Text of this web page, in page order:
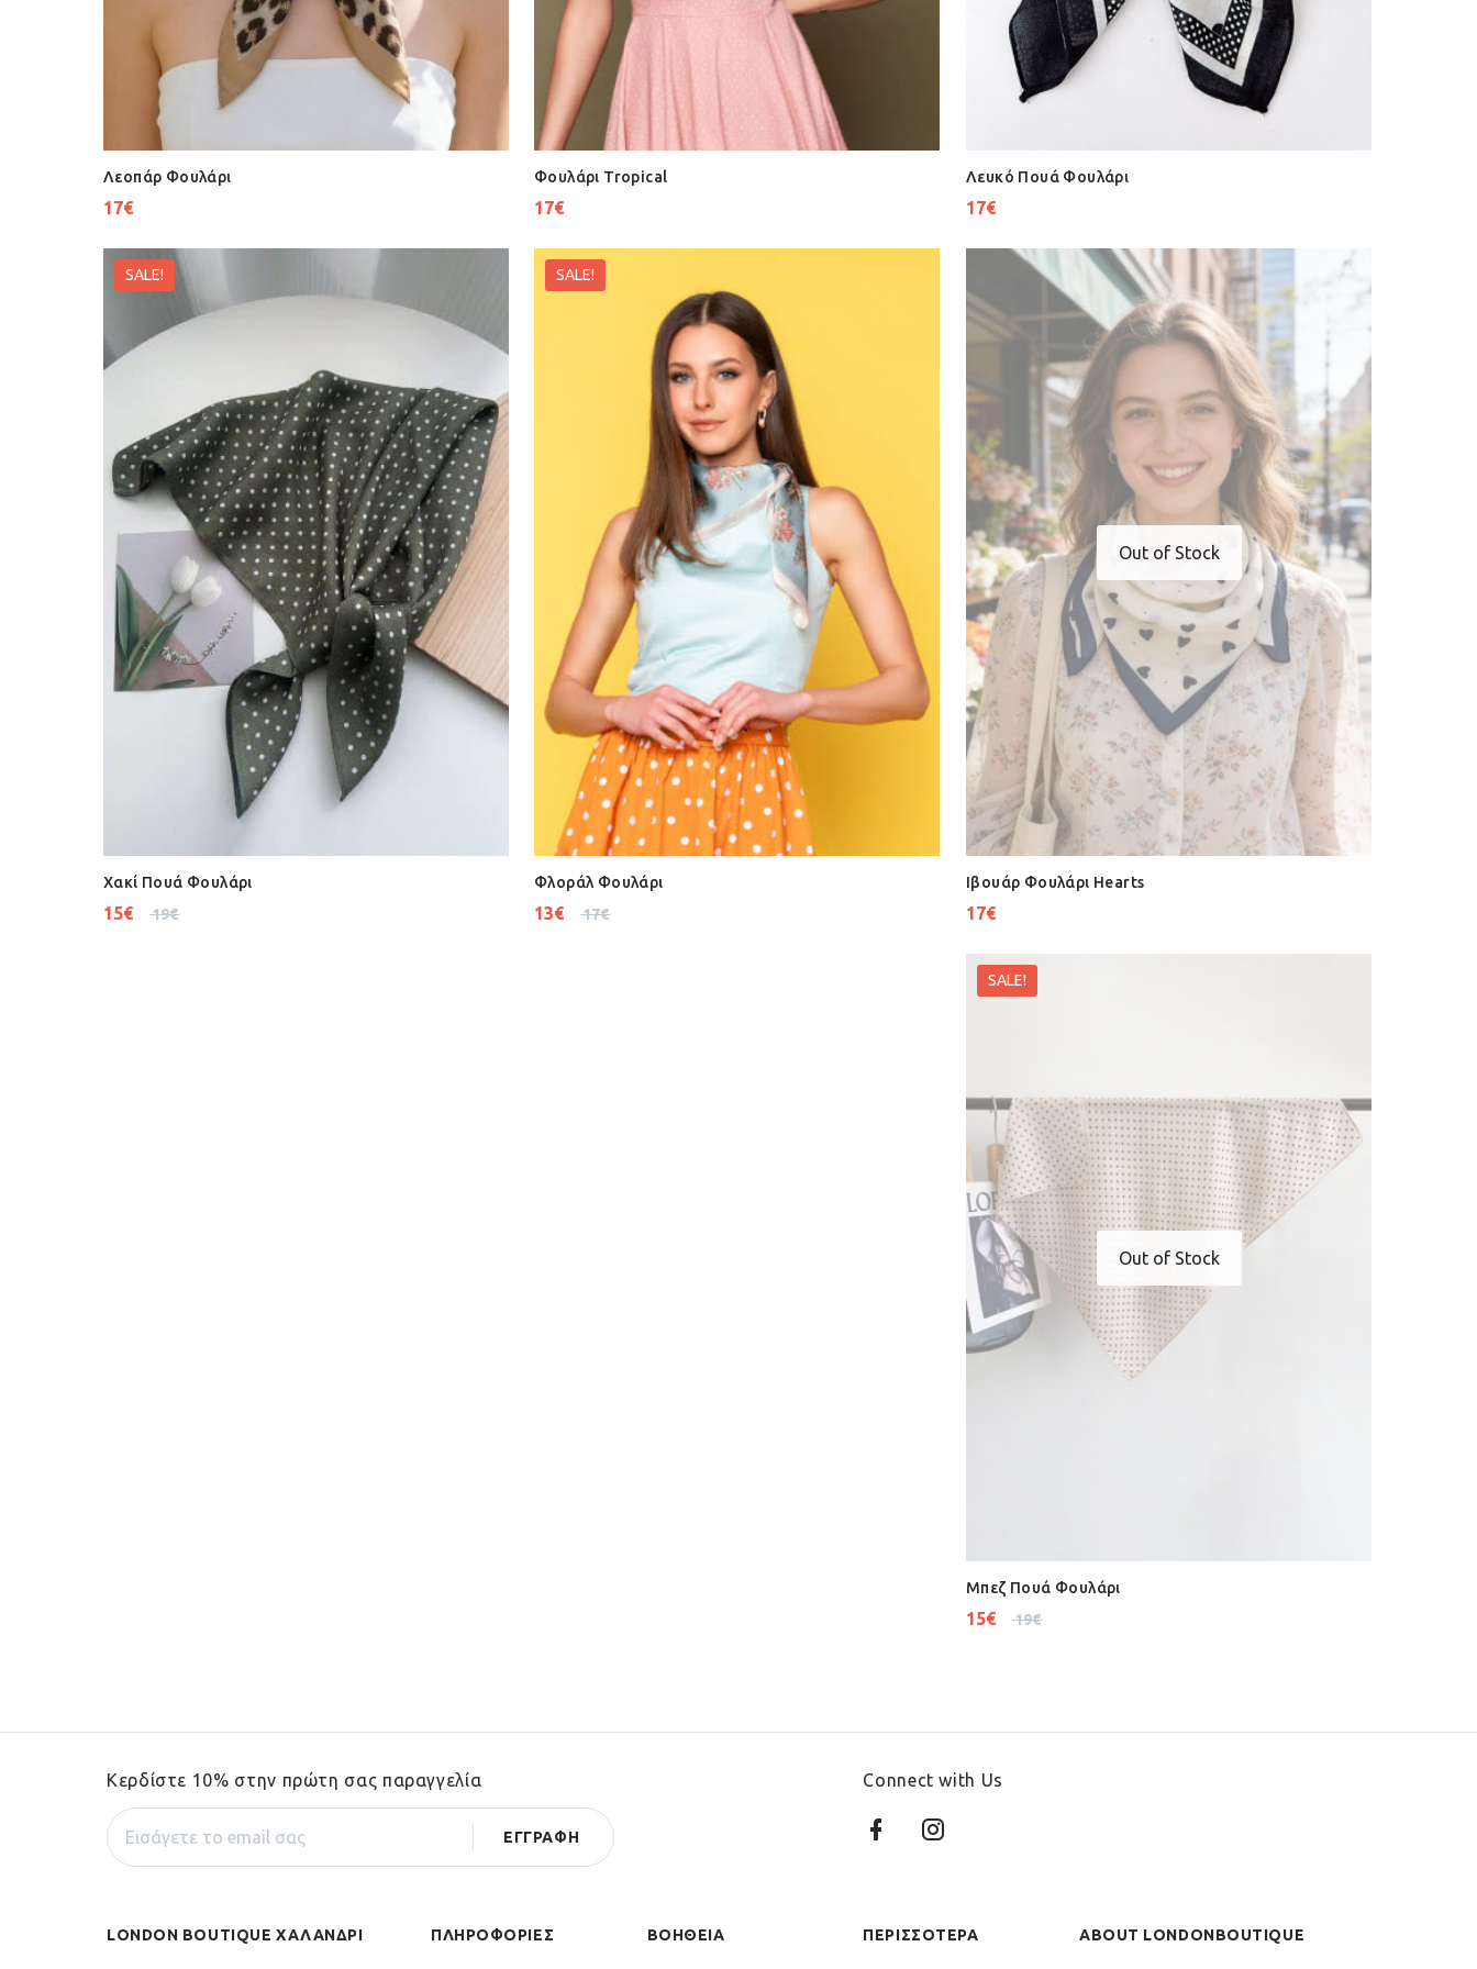
Λεοπάρ Φουλάρι
17€
Φουλάρι Tropical
17€
Λευκό Πουά Φουλάρι
17€
SALE!
Χακί Πουά Φουλάρι
19€
15€
SALE!
Φλοράλ Φουλάρι
17€
13€
Out of Stock
Ιβουάρ Φουλάρι Hearts
17€
SALE!
Out of Stock
Μπεζ Πουά Φουλάρι
19€
15€
Κερδίστε 10% στην πρώτη σας παραγγελία Connect with Us
LONDON BOUTIQUE ΧΑΛΑΝΔΡΙ ΠΛΗΡΟΦΟΡΙΕΣ ΒΟΗΘΕΙΑ ΠΕΡΙΣΣΟΤΕΡΑ ABOUT LONDONBOUTIQUE